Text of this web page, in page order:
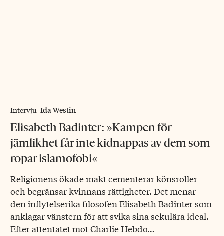
Intervju Ida Westin
Elisabeth Badinter: »Kampen för
jämlikhet får inte kidnappas av dem som
ropar islamofobi«
Religionens ökade makt cementerar könsroller
och begränsar kvinnans rättigheter. Det menar
den inflytelserika filosofen Elisabeth Badinter som
anklagar vänstern för att svika sina sekulära ideal.
Efter attentatet mot Charlie Hebdo…